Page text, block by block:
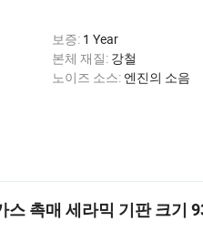
보증: 1 Year
본체 재질: 강철
노이즈 소스: 엔진의 소음
스 촉매 세라믹 기판 크기